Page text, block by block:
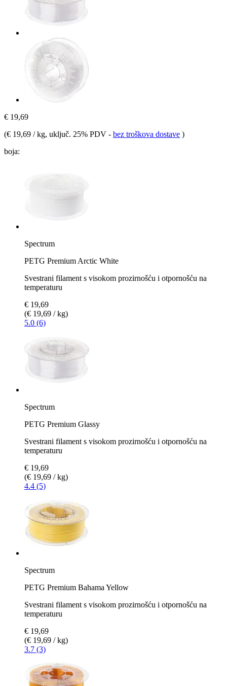
€ 19,69
(€ 19,69 / kg, uključ. 25% PDV - bez troškova dostave )
boja:
Spectrum
PETG Premium Arctic White
Svestrani filament s visokom prozirnošću i otpornošću na
temperaturu
€ 19,69
(€ 19,69 / kg)
5.0 (6)
Spectrum
PETG Premium Glassy
Svestrani filament s visokom prozirnošću i otpornošću na
temperaturu
€ 19,69
(€ 19,69 / kg)
4.4 (5)
Spectrum
PETG Premium Bahama Yellow
Svestrani filament s visokom prozirnošću i otpornošću na
temperaturu
€ 19,69
(€ 19,69 / kg)
3.7 (3)